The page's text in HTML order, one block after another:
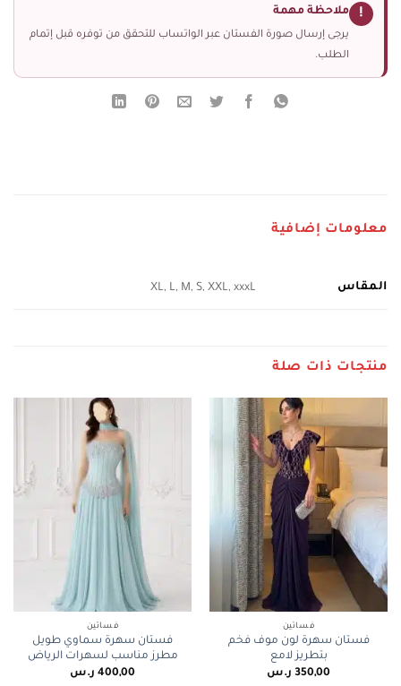
! ملاحظة مهمة
يرجى إرسال صورة الفستان عبر الواتساب للتحقق من توفره قبل إتمام
الطلب.
معلومات إضافية
المقاس XL, L, M, S, XXL, xxxL
منتجات ذات صلة
فساتين
فستان سهرة لون موف فخم
بتطريز لامع
350,00 ر.س
فساتين
فستان سهرة سماوي طويل
مطرز مناسب لسهرات الرياض
400,00 ر.س